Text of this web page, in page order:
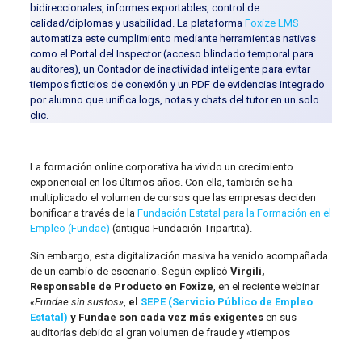
bidireccionales, informes exportables, control de
calidad/diplomas y usabilidad. La plataformaFoxize LMS
automatiza este cumplimiento mediante herramientas nativas
como el Portal del Inspector (acceso blindado temporal para
auditores), un Contador de inactividad inteligente para evitar
tiempos ficticios de conexión y un PDF de evidencias integrado
por alumno que unifica logs, notas y chats del tutor en un solo
clic.
La formación online corporativa ha vivido un crecimiento
exponencial en los últimos años. Con ella, también se ha
multiplicado el volumen de cursos que las empresas deciden
bonificar a través de la Fundación Estatal para la Formación en el
Empleo (Fundae) (antigua Fundación Tripartita).
Sin embargo, esta digitalización masiva ha venido acompañada
de un cambio de escenario. Según explicó Virgili,
Responsable de Producto en Foxize, en el reciente webinar
«Fundae sin sustos», el SEPE (Servicio Público de Empleo
Estatal) y Fundae son cada vez más exigentesen sus
auditorías debido al gran volumen de fraude y «tiempos